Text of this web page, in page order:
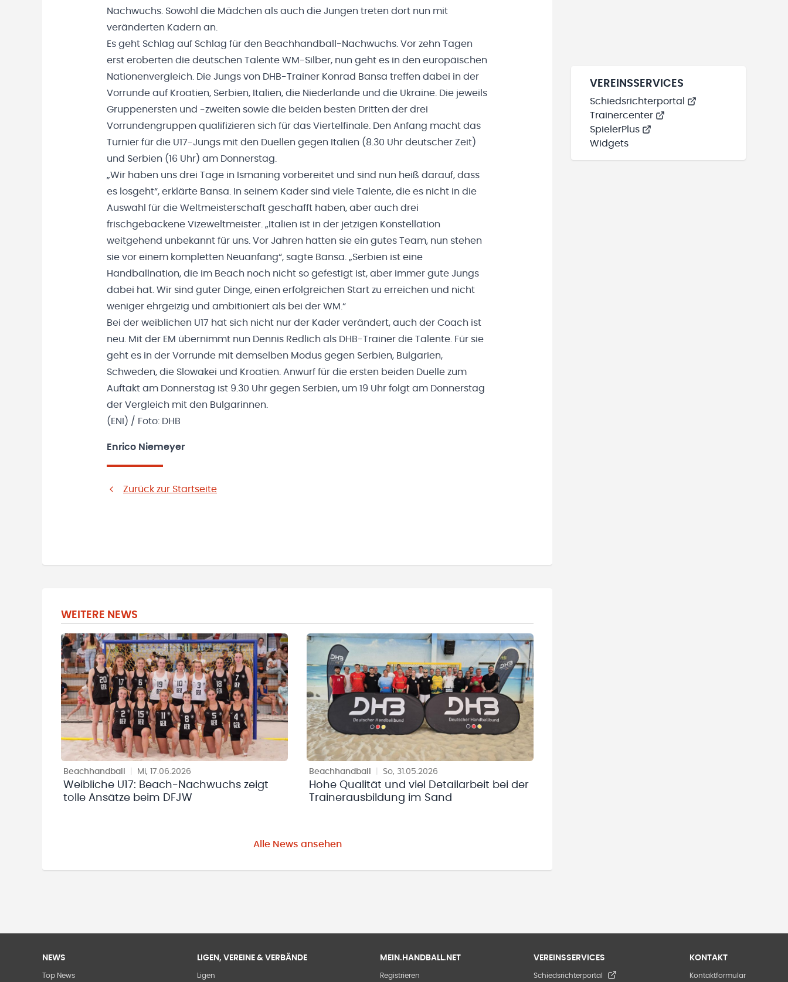
Nachwuchs. Sowohl die Mädchen als auch die Jungen treten dort nun mit
veränderten Kadern an.
Es geht Schlag auf Schlag für den Beachhandball-Nachwuchs. Vor zehn Tagen
erst eroberten die deutschen Talente WM-Silber, nun geht es in den europäischen
Nationenvergleich. Die Jungs von DHB-Trainer Konrad Bansa treffen dabei in der
Vorrunde auf Kroatien, Serbien, Italien, die Niederlande und die Ukraine. Die jeweils
Gruppenersten und -zweiten sowie die beiden besten Dritten der drei
Vorrundengruppen qualifizieren sich für das Viertelfinale. Den Anfang macht das
Turnier für die U17-Jungs mit den Duellen gegen Italien (8.30 Uhr deutscher Zeit)
und Serbien (16 Uhr) am Donnerstag.
„Wir haben uns drei Tage in Ismaning vorbereitet und sind nun heiß darauf, dass
es losgeht“, erklärte Bansa. In seinem Kader sind viele Talente, die es nicht in die
Auswahl für die Weltmeisterschaft geschafft haben, aber auch drei
frischgebackene Vizeweltmeister. „Italien ist in der jetzigen Konstellation
weitgehend unbekannt für uns. Vor Jahren hatten sie ein gutes Team, nun stehen
sie vor einem kompletten Neuanfang“, sagte Bansa. „Serbien ist eine
Handballnation, die im Beach noch nicht so gefestigt ist, aber immer gute Jungs
dabei hat. Wir sind guter Dinge, einen erfolgreichen Start zu erreichen und nicht
weniger ehrgeizig und ambitioniert als bei der WM.“
Bei der weiblichen U17 hat sich nicht nur der Kader verändert, auch der Coach ist
neu. Mit der EM übernimmt nun Dennis Redlich als DHB-Trainer die Talente. Für sie
geht es in der Vorrunde mit demselben Modus gegen Serbien, Bulgarien,
Schweden, die Slowakei und Kroatien. Anwurf für die ersten beiden Duelle zum
Auftakt am Donnerstag ist 9.30 Uhr gegen Serbien, um 19 Uhr folgt am Donnerstag
der Vergleich mit den Bulgarinnen.
(ENI) / Foto: DHB
Enrico Niemeyer
Zurück zur Startseite
WEITERE NEWS
Beachhandball Mi, 17.06.2026
Weibliche U17: Beach-Nachwuchs zeigt
tolle Ansätze beim DFJW
Beachhandball So, 31.05.2026
Hohe Qualität und viel Detailarbeit bei der
Trainerausbildung im Sand
Alle News ansehen
VEREINSSERVICES
Schiedsrichterportal
Trainercenter
SpielerPlus
Widgets
NEWS
Top News
LIGEN, VEREINE & VERBÄNDE
Ligen
MEIN.HANDBALL.NET
Registrieren
VEREINSSERVICES
Schiedsrichterportal
KONTAKT
Kontaktformular